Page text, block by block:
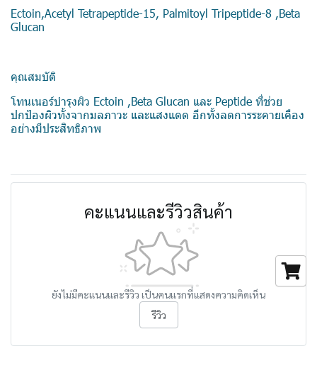
Ectoin,Acetyl Tetrapeptide-15, Palmitoyl Tripeptide-8 ,Beta
Glucan
คุณสมบัติ
โทนเนอร์บำรุงผิว Ectoin ,Beta Glucan และ Peptide ที่ช่วย
ปกป้องผิวทั้งจากมลภาวะ และแสงแดด อีกทั้งลดการระคายเคือง
อย่างมีประสิทธิภาพ
คะแนนและรีวิวสินค้า
ยังไม่มีคะแนนและรีวิว เป็นคนแรกที่แสดงความคิดเห็น
รีวิว